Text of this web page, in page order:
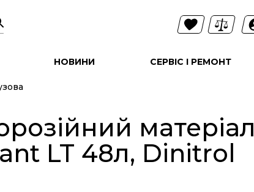
НОВИНИ СЕРВІС І РЕМОНТ
матеріал
LT 48л, Dinitrol